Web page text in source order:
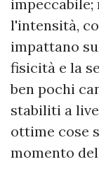
impeccabile;
l'intensità,
impattano
fisicità e la
ben pochi
stabiliti a
ottime cose
momento